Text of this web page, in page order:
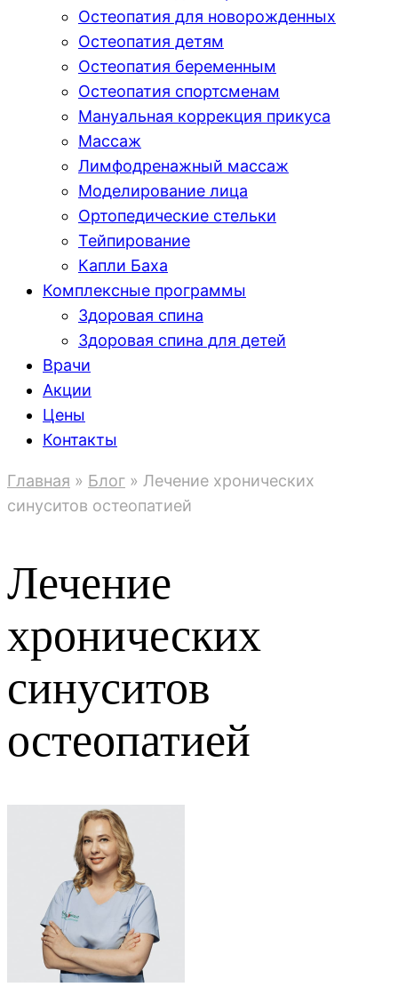
Остеопатия для новорожденных
Остеопатия детям
Остеопатия беременным
Остеопатия спортсменам
Мануальная коррекция прикуса
Массаж
Лимфодренажный массаж
Моделирование лица
Ортопедические стельки
Тейпирование
Капли Баха
Комплексные программы
Здоровая спина
Здоровая спина для детей
Врачи
Акции
Цены
Контакты
Главная » Блог » Лечение хронических
синуситов остеопатией
Лечение
хронических
синуситов
остеопатией